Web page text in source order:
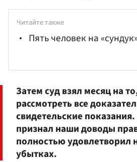
Читайте также
Пять человек на
Затем суд взял месяц на
рассмотреть все
свидетельские
признал наши доводы
полностью удовлетворил
убытках.